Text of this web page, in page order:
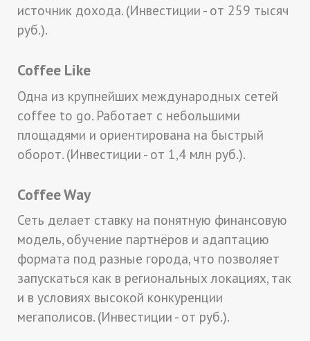
источник дохода. (Инвестиции - от 259 тысяч
руб.).
Coffee Like
Одна из крупнейших международных сетей
coffee to go. Работает с небольшими
площадями и ориентирована на быстрый
оборот. (Инвестиции - от 1,4 млн руб.).
Coffee Way
Сеть делает ставку на понятную финансовую
модель, обучение партнёров и адаптацию
формата под разные города, что позволяет
запускаться как в региональных локациях, так
и в условиях высокой конкуренции
мегаполисов. (Инвестиции - от руб.).